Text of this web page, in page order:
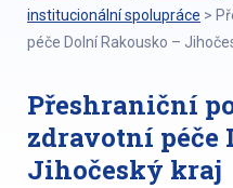
institucionální spolupráce >
péče Dolní Rakousko –
Přeshraniční
zdravotní péče
Jihočeský kraj